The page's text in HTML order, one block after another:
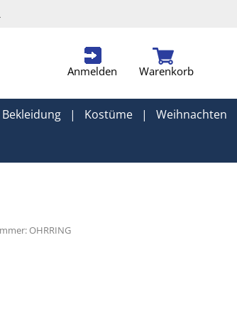
Anmelden Warenkorb
Bekleidung | Kostüme | Weihnachten
OHRRING